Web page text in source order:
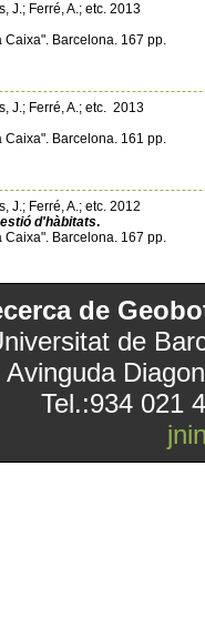
J.; Ferré, A.; etc. 2013
Caixa". Barcelona. 167 pp.
J.; Ferré, A.; etc. 2013
Caixa". Barcelona. 161 pp.
J.; Ferré, A.; etc. 2012
d'hàbitats.
Caixa". Barcelona. 167 pp.
de
de
Avinguda
Tel.:934 021